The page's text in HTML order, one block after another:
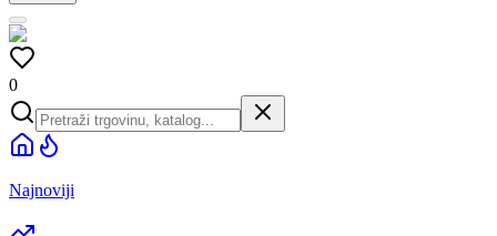
0
Najnoviji